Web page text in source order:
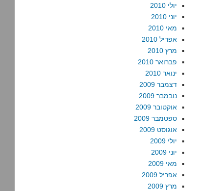
יולי 2010
יוני 2010
מאי 2010
אפריל 2010
מרץ 2010
פברואר 2010
ינואר 2010
דצמבר 2009
נובמבר 2009
אוקטובר 2009
ספטמבר 2009
אוגוסט 2009
יולי 2009
יוני 2009
מאי 2009
אפריל 2009
מרץ 2009